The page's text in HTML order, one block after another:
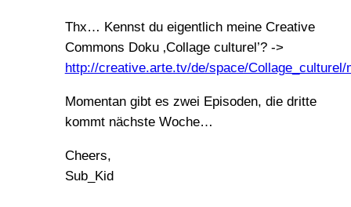
Thx… Kennst du eigentlich meine Creative
Commons Doku ‚Collage culturel’? ->
http://creative.arte.tv/de/space/
Momentan gibt es zwei Episoden, die dritte
kommt nächste Woche…
Cheers,
Sub_Kid